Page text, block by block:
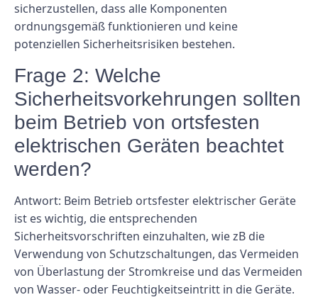
sicherzustellen, dass alle Komponenten
ordnungsgemäß funktionieren und keine
potenziellen Sicherheitsrisiken bestehen.
Frage 2: Welche
Sicherheitsvorkehrungen sollten
beim Betrieb von ortsfesten
elektrischen Geräten beachtet
werden?
Antwort: Beim Betrieb ortsfester elektrischer Geräte
ist es wichtig, die entsprechenden
Sicherheitsvorschriften einzuhalten, wie zB die
Verwendung von Schutzschaltungen, das Vermeiden
von Überlastung der Stromkreise und das Vermeiden
von Wasser- oder Feuchtigkeitseintritt in die Geräte.